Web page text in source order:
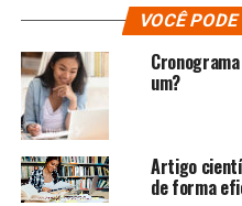
VOCÊ
um?
Artigo
de forma